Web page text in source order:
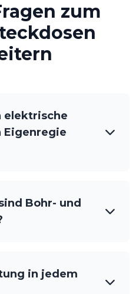
zum
elektrische
Eigenregie
Bohr- und
in jedem